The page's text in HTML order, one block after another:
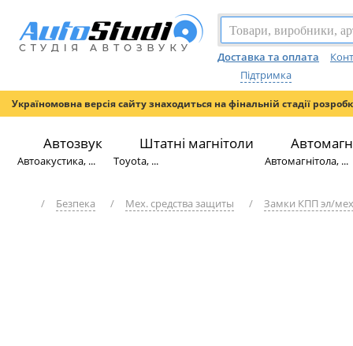
Доставка та оплата
Підтримка
Україномовна версія сайту знаходиться на фінальній стадії
Автозвук
Автоакустика, ...
Штатні магнітоли
Toyota, ... Автомагнітола, ...
/ Безпека / Мех. средства защиты / Замки КПП эл/